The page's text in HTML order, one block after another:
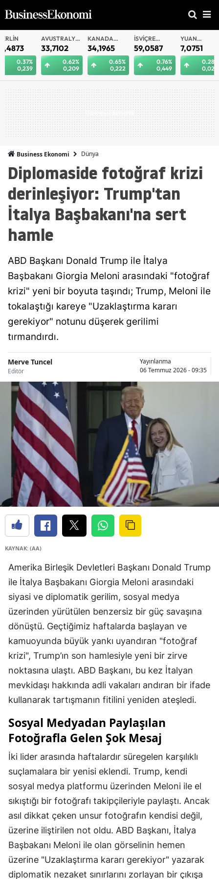
AVUSTRALYA
DOLARI
33,7102
0.62%
0,209
KANADA
DOLARI
34,1965
0.65%
0,222
İSVIÇRE
FRANKI
59,0587
0.76%
0,449
YUAN
OFFSHORE
7,0751
0.28%
0,020
YUAN
7,0749
Business Ekonomi Dünya
Diplomaside fotoğraf krizi
derinleşiyor: Trump'tan
İtalya Başbakanı'na sert
hamle
ABD Başkanı Donald Trump ile İtalya
Başbakanı Giorgia Meloni arasındaki "fotoğraf
krizi" yeni bir boyuta taşındı; Trump, Meloni ile
tokalaştığı kareye "Uzaklaştırma kararı
gerekiyor" notunu düşerek gerilimi
tırmandırdı.
Merve Tuncel
Editör
Yayınlanma
06 Temmuz 2026 - 09:35
KAYNAK: (AA)
Amerika Birleşik Devletleri Başkanı Donald Trump
ile İtalya Başbakanı Giorgia Meloni arasındaki
siyasi ve diplomatik gerilim, sosyal medya
üzerinden yürütülen benzersiz bir güç savaşına
dönüştü. Geçtiğimiz haftalarda başlayan ve
kamuoyunda büyük yankı uyandıran "fotoğraf
krizi", Trump’ın son hamlesiyle yeni bir zirve
noktasına ulaştı. ABD Başkanı, bu kez İtalyan
mevkidaşı hakkında adli vakaları andıran bir ifade
kullanarak tartışmanın fitilini yeniden ateşledi.
Sosyal Medyadan Paylaşılan
Fotoğrafla Gelen Şok Mesaj
İki lider arasında haftalardır süregelen karşılıklı
suçlamalara bir yenisi eklendi. Trump, kendi
sosyal medya platformu üzerinden Meloni ile el
sıkıştığı bir fotoğrafı takipçileriyle paylaştı. Ancak
asıl dikkat çeken unsur fotoğrafın kendisi değil,
üzerine iliştirilen not oldu. ABD Başkanı, İtalya
Başbakanı Meloni ile olan görselinin hemen
üzerine "Uzaklaştırma kararı gerekiyor" yazarak
diplomatik nezaket sınırlarını zorlayan bir çıkışa